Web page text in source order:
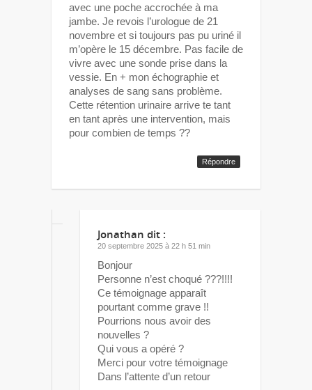
avec une poche accrochée à ma
jambe. Je revois l’urologue de 21
novembre et si toujours pas pu uriné il
m’opère le 15 décembre. Pas facile de
vivre avec une sonde prise dans la
vessie. En + mon échographie et
analyses de sang sans problème.
Cette rétention urinaire arrive te tant
en tant après une intervention, mais
pour combien de temps ??
Répondre
Jonathan dit :
20 septembre 2025 à 22 h 51 min
Bonjour
Personne n’est choqué ???!!!!
Ce témoignage apparaît
pourtant comme grave !!
Pourrions nous avoir des
nouvelles ?
Qui vous a opéré ?
Merci pour votre témoignage
Dans l’attente d’un retour